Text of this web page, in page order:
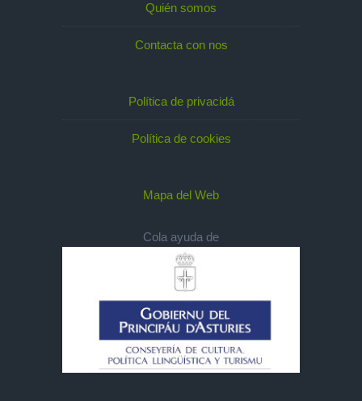
Quién somos
Contacta con nos
Política de privacidá
Política de cookies
Mapa del Web
Cola ayuda de